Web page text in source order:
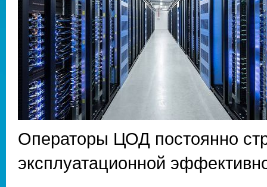
Операторы ЦОД постоянно
эксплуатационной